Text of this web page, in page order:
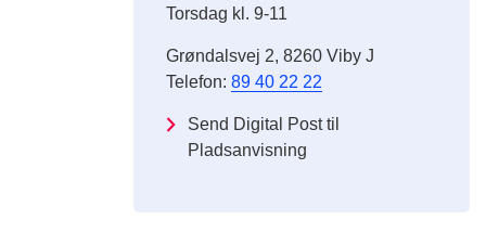
Torsdag kl. 9-11
Grøndalsvej 2, 8260 Viby J
Telefon:89 40 22 22
Send Digital Post til
Pladsanvisning